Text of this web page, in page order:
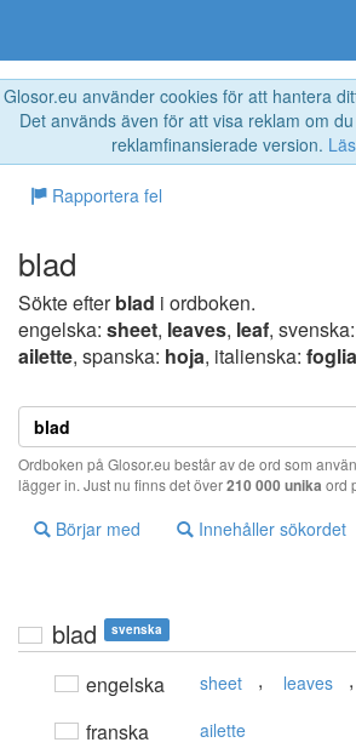
Glosor.eu använder cookies för att hantera
Det används även för att visa reklam om
reklamfinansierade version.
Rapportera fel
blad
Sökte efterblad i ordboken.
engelska: sheet, leaves, leaf, svenska:
ailette, spanska: hoja, italienska: foglia
Ordboken på Glosor.eu består av de ord som
lägger in. Just nu finns det över210 000 unika ord
Börjar med Innehåller sökordet
blad svenska
engelska sheet , leaves ,
franska ailette